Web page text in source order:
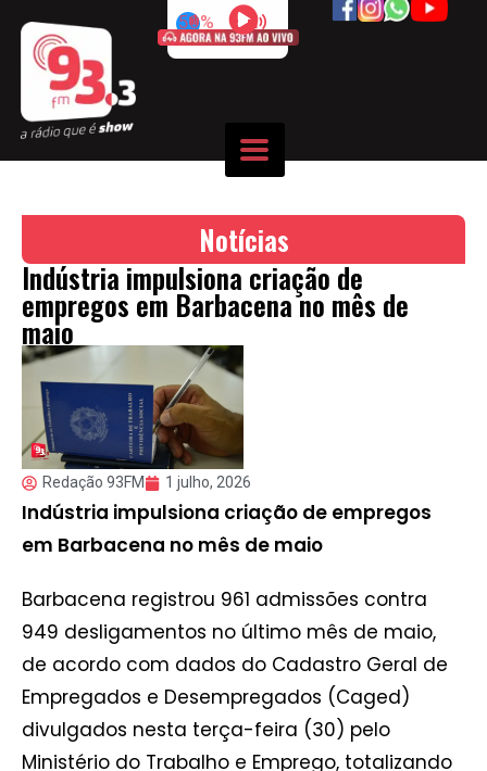
50%
Notícias
Indústria impulsiona criação de
empregos em Barbacena no mês de
maio
Redação 93FM 1 julho, 2026
Indústria impulsiona criação de empregos
em Barbacena no mês de maio
Barbacena registrou 961 admissões contra
949 desligamentos no último mês de maio,
de acordo com dados do Cadastro Geral de
Empregados e Desempregados (Caged)
divulgados nesta terça-feira (30) pelo
Ministério do Trabalho e Emprego, totalizando